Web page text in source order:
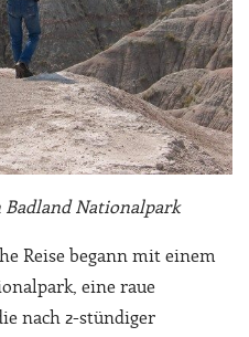
Badland Nationalpark
Reise begann mit einem
eine raue
nach 2-stündiger